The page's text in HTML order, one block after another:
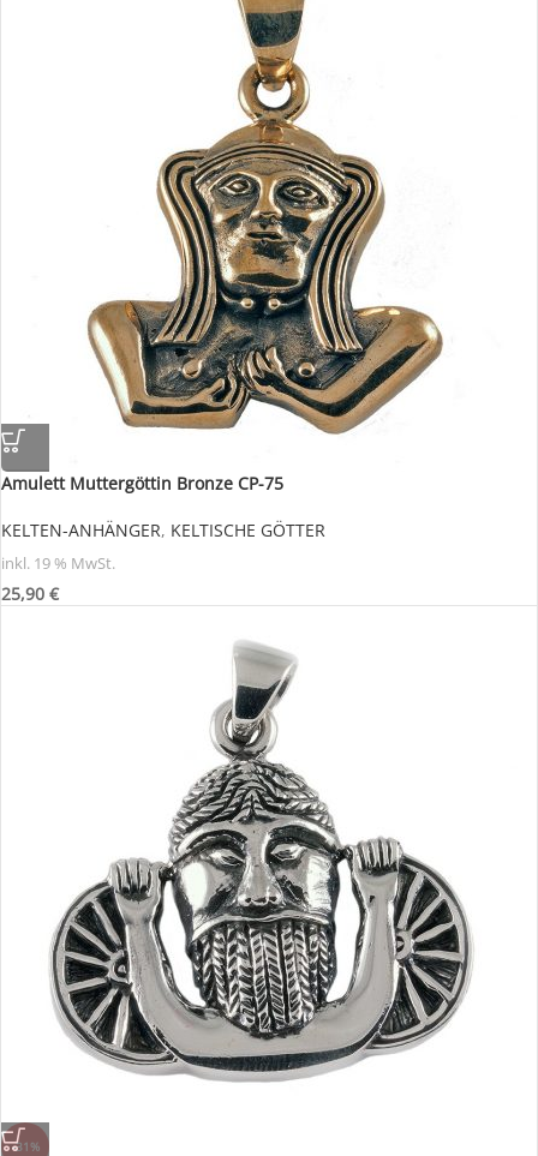
Amulett Muttergöttin Bronze CP-75
KELTEN-ANHÄNGER, KELTISCHE GÖTTER
inkl. 19 % MwSt.
25,90 €
-31%